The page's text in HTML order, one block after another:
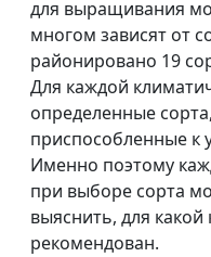
для выращивания
многом зависят от
районировано 19
Для каждой
определенные
приспособленные к
Именно поэтому
при выборе сорта
выяснить, для
рекомендован.